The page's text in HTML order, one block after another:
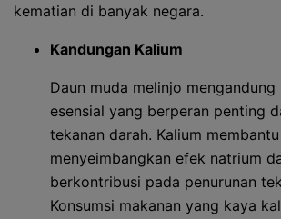
kematian di banyak negara.
Kandungan Kalium
Daun muda melinjo mengandung
esensial yang berperan penting
tekanan darah. Kalium membantu
menyeimbangkan efek natrium
berkontribusi pada penurunan
Konsumsi makanan yang kaya